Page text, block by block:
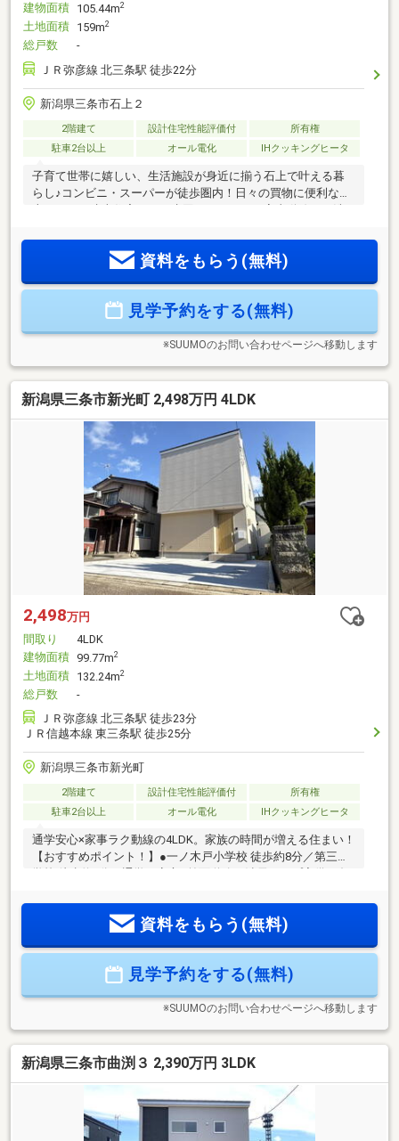
建物面積 105.44m2
土地面積 159m2
総戸数
-
ＪＲ弥彦線 北三条駅 徒歩22分
新潟県三条市石上２
2階建て 設計住宅性能評価付
所有権
駐車2台以上
オール電化 IHクッキングヒータ
子育て世帯に嬉しい、生活施設が身近に揃う石上で叶える暮
らし♪コンビニ・スーパーが徒歩圏内！日々の買物に便利な石
きるスペースを確保！●ウォークインクローゼット付きで収納
スペースも確保●スーパーマルセン荒町店 徒歩10分（約
いエコ住宅2026補助金」の対象となる場合があります。（対
資料をもらう(無料)
見学予約をする(無料)
※SUUMOのお問い合わせページへ移動します
新潟県三条市新光町 2,498万円 4LDK
2,498万円
間取り
4LDK
建物面積 99.77m2
土地面積 132.24m2
総戸数
-
ＪＲ弥彦線 北三条駅 徒歩23分
ＪＲ信越本線 東三条駅 徒歩25分
新潟県三条市新光町
2階建て 設計住宅性能評価付
所有権
駐車2台以上
オール電化 IHクッキングヒータ
通学安心×家事ラク動線の4LDK。家族の時間が増える住まい！
【おすすめポイント！】●一ノ木戸小学校 徒歩約8分／第三中
を確保●エアコン2台＋全室カーテン付で初期費用を抑えられ
ます独立したランドリールームを備え、洗濯から干すまでの
あります。（対象者：子育世帯・若者夫婦世帯/補助額：35万
円/予算上限あり）
資料をもらう(無料)
見学予約をする(無料)
※SUUMOのお問い合わせページへ移動します
新潟県三条市曲渕３ 2,390万円 3LDK